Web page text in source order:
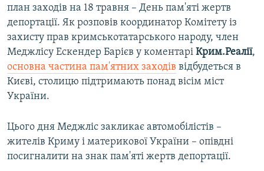
Усі сайти RFE/RL
план заходів на 18 травня – День пам'яті жертв
депортації. Як розповів координатор Комітету із
захисту прав кримськотатарського народу, член
Меджлісу Ескендер Барієв у коментарі Крим.Реалії,
основна частина пам'ятних заходів відбудеться в
Києві, столицю підтримають понад вісім міст
України.
Цього дня Меджліс закликає автомобілістів –
жителів Криму і материкової України – опівдні
посигналити на знак пам'яті жертв депортації.